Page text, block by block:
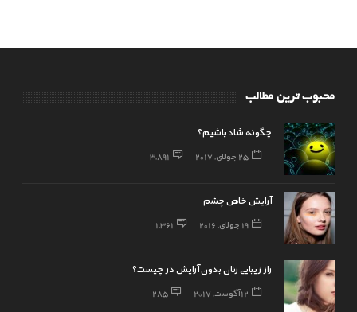
محبوب ترین مطالب
چگونه شاد باشیم؟
25 جولای, 2017 3,891
آرایش خاص چشم
19 جولای, 2016 1,361
راز زیبایی زنان بدون آرایش در چیست؟
12 آگوست, 2017 285